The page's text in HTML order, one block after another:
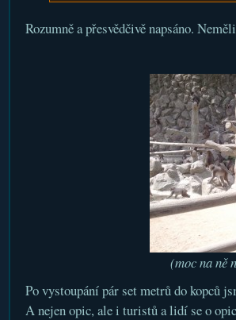
Rozumně a přesvědčivě napsáno.
(moc na ně
Po vystoupání pár set metrů do kopců
A nejen opic, ale i turistů a lidí se o